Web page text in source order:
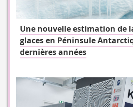
Une nouvelle estimation de
glaces en Péninsule
dernières années